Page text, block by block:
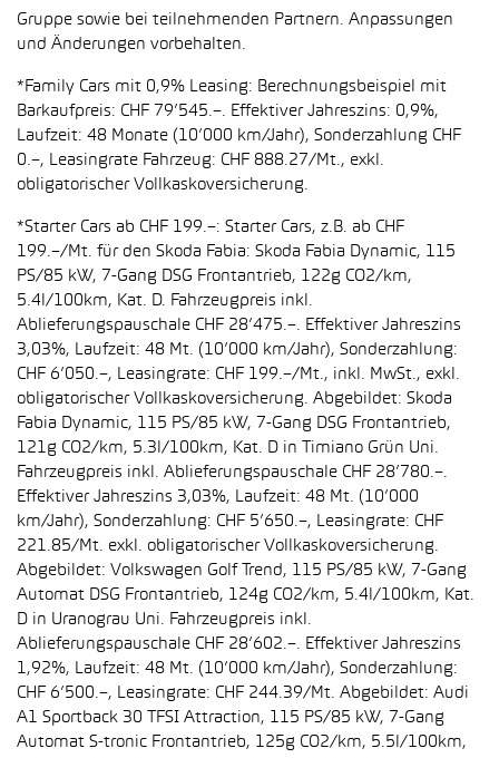
Gruppe sowie bei teilnehmenden Partnern. Anpassungen
und Änderungen vorbehalten.
*Family Cars mit 0,9% Leasing: Berechnungsbeispiel mit
Barkaufpreis: CHF 79’545.–. Effektiver Jahreszins: 0,9%,
Laufzeit: 48 Monate (10’000 km/Jahr), Sonderzahlung CHF
0.–, Leasingrate Fahrzeug: CHF 888.27/Mt., exkl.
obligatorischer Vollkaskoversicherung.
*Starter Cars ab CHF 199.–: Starter Cars, z.B. ab CHF
199.–/Mt. für den Skoda Fabia: Skoda Fabia Dynamic, 115
PS/85 kW, 7-Gang DSG Frontantrieb, 122g CO2/km,
5.4l/100km, Kat. D. Fahrzeugpreis inkl.
Ablieferungspauschale CHF 28’475.–. Effektiver Jahreszins
3,03%, Laufzeit: 48 Mt. (10’000 km/Jahr), Sonderzahlung:
CHF 6’050.–, Leasingrate: CHF 199.–/Mt., inkl. MwSt., exkl.
obligatorischer Vollkaskoversicherung. Abgebildet: Skoda
Fabia Dynamic, 115 PS/85 kW, 7-Gang DSG Frontantrieb,
121g CO2/km, 5.3l/100km, Kat. D in Timiano Grün Uni.
Fahrzeugpreis inkl. Ablieferungspauschale CHF 28’780.–.
Effektiver Jahreszins 3,03%, Laufzeit: 48 Mt. (10’000
km/Jahr), Sonderzahlung: CHF 5’650.–, Leasingrate: CHF
221.85/Mt. exkl. obligatorischer Vollkaskoversicherung.
Abgebildet: Volkswagen Golf Trend, 115 PS/85 kW, 7-Gang
Automat DSG Frontantrieb, 124g CO2/km, 5.4l/100km, Kat.
D in Uranograu Uni. Fahrzeugpreis inkl.
Ablieferungspauschale CHF 28’602.–. Effektiver Jahreszins
1,92%, Laufzeit: 48 Mt. (10’000 km/Jahr), Sonderzahlung:
CHF 6’500.–, Leasingrate: CHF 244.39/Mt. Abgebildet: Audi
A1 Sportback 30 TFSI Attraction, 115 PS/85 kW, 7-Gang
Automat S-tronic Frontantrieb, 125g CO2/km, 5.5l/100km,